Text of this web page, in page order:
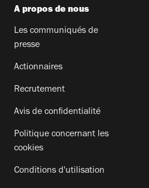
A propos de nous
Les communiqués de
presse
Actionnaires
Recrutement
Avis de confidentialité
Politique concernant les
cookies
Conditions d'utilisation